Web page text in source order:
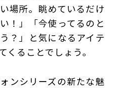
場所。眺めているだけ
！」「今使ってるのと
？」と気になるアイテ
くることでしょう。
ンシリーズの新たな魅